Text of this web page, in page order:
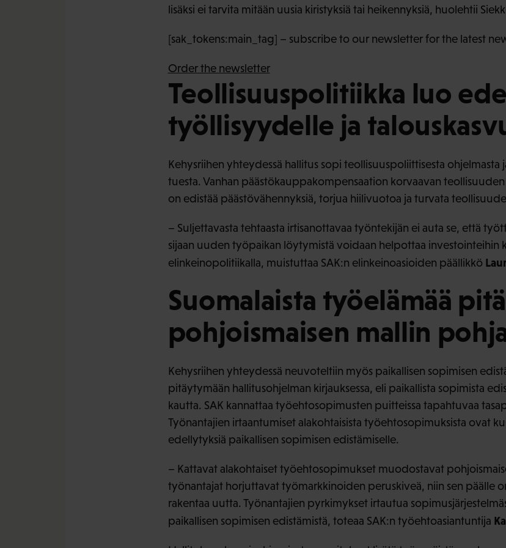
lisäksi ei tarvita mitään uusia kiristyksiä tai heikennyksiä, huolehtii
[sak_tokens:main_tag] – subscribe to our newsletter for the latest
Order the newsletter
Teollisuuspolitiikka luo
työllisyydelle ja
Kehysriihen yhteydessä hallitus sopi teollisuuspoliittisesta ohjelmasta
tuesta. Vanhan päästökauppakompensaation korvaavan
on edistää päästövähennyksiä, torjua hiilivuotoa ja turvata
– Suljettavasta tehtaasta irtisanottavaa työntekijän ei auta se, että
sijaan uuden työpaikan löytymistä voidaan helpottaa investointeihin
elinkeinopolitiikalla, muistuttaa SAK:n elinkeinoasioiden päällikkö
Suomalaista työelämää
pohjoismaisen mallin
Kehysriihen yhteydessä neuvoteltiin myös paikallisen sopimisen
pitäytymään hallitusohjelman kirjauksessa, eli paikallista sopimista
kautta. SAK kannattaa työehtosopimusten puitteissa tapahtuvaa
Työnantajien irtaantumiset alakohtaisista työehtosopimuksista ovat
edellytyksiä paikallisen sopimisen edistämiselle.
– Kattavat alakohtaiset työehtosopimukset muodostavat
työnantajat horjuttavat työmarkkinoiden peruskiveä, niin sen päälle
rakentaa uutta. Työnantajien pyrkimykset irtautua
paikallisen sopimisen edistämistä, toteaa SAK:n työehtoasiantuntija